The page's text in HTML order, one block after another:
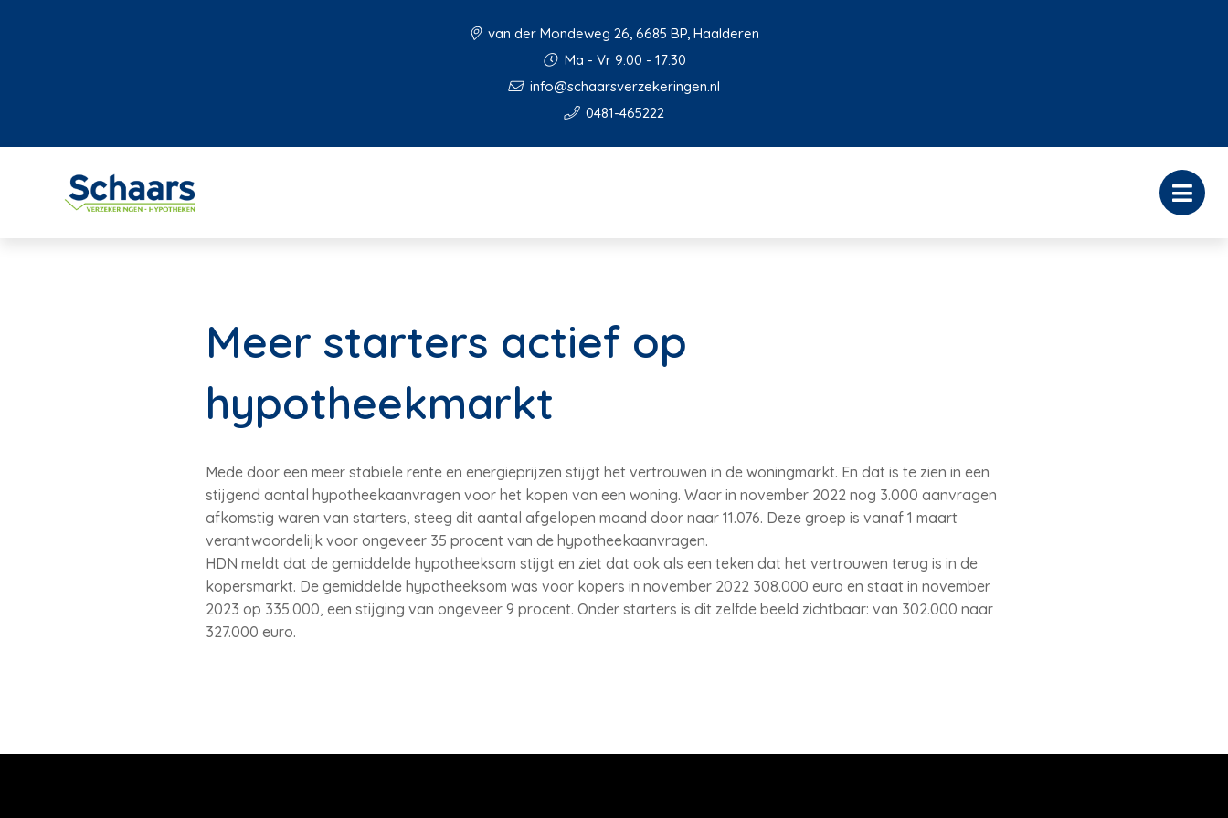
van der Mondeweg 26, 6685 BP, Haalderen
Ma - Vr 9:00 - 17:30
info@schaarsverzekeringen.nl
0481-465222
Meer starters actief op
hypotheekmarkt
Mede door een meer stabiele rente en energieprijzen stijgt het vertrouwen in de woningmarkt. En dat is te zien in een
stijgend aantal hypotheekaanvragen voor het kopen van een woning. Waar in november 2022 nog 3.000 aanvragen
afkomstig waren van starters, steeg dit aantal afgelopen maand door naar 11.076. Deze groep is vanaf 1 maart
verantwoordelijk voor ongeveer 35 procent van de hypotheekaanvragen.
HDN meldt dat de gemiddelde hypotheeksom stijgt en ziet dat ook als een teken dat het vertrouwen terug is in de
kopersmarkt. De gemiddelde hypotheeksom was voor kopers in november 2022 308.000 euro en staat in november
2023 op 335.000, een stijging van ongeveer 9 procent. Onder starters is dit zelfde beeld zichtbaar: van 302.000 naar
327.000 euro.